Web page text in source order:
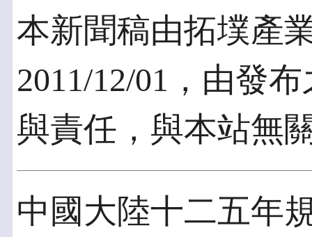
本新聞稿由拓墣產
2011/12/01，由發
與責任，與本站無
中國大陸十二五年